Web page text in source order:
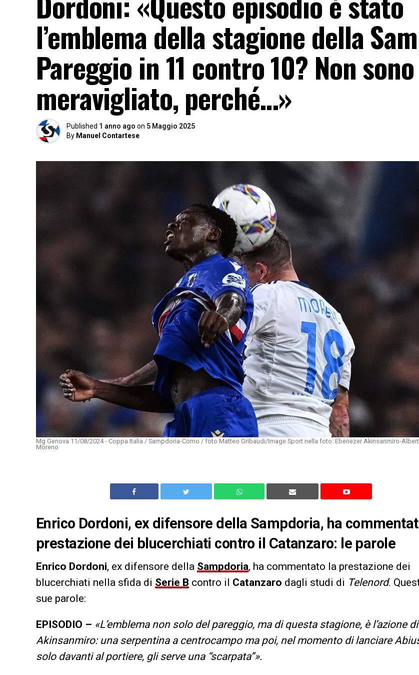
l’emblema della stagione della
Pareggio in 11 contro 10? Non sono
meravigliato, perché…»
Published 1 anno ago on 5 Maggio 2025
By Manuel Contartese
Mg Genova 11/08/2024 - Coppa Italia / Sampdoria-Como / foto Matteo Gribaudi/Image Sport nella foto: Ebenezer Akinsanmiro-
Moreno
Enrico Dordoni, ex difensore della Sampdoria, ha
prestazione dei blucerchiati contro il Catanzaro: le parole
Enrico Dordoni, ex difensore della Sampdoria, ha commentato la prestazione dei
blucerchiati nella sfida di Serie B contro il Catanzaro dagli studi di Telenord.
sue parole:
EPISODIO – «L’emblema non solo del pareggio, ma di questa stagione, è l’azione di
Akinsanmiro: una serpentina a centrocampo ma poi, nel momento di lanciare
solo davanti al portiere, gli serve una “scarpata”».